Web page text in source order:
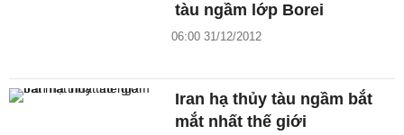
tàu ngầm lớp Borei
06:00 31/12/2012
Iran hạ thủy tàu ngầm bắt
mắt nhất thế giới